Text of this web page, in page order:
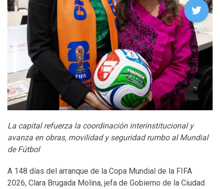
La capital refuerza la coordinación interinstitucional y
avanza en obras, movilidad y seguridad rumbo al Mundial
de Fútbol
A 148 días del arranque de la Copa Mundial de la FIFA
2026, Clara Brugada Molina, jefa de Gobierno de la Ciudad